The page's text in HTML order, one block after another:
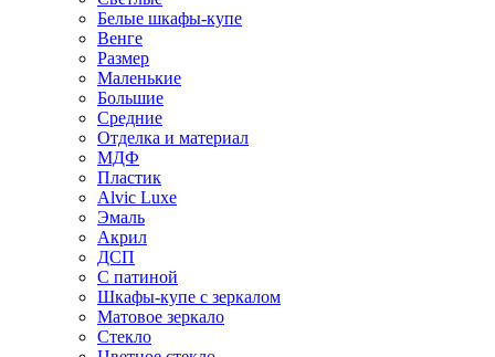
Белые шкафы-купе
Венге
Размер
Маленькие
Большие
Средние
Отделка и материал
МДФ
Пластик
Alvic Luxe
Эмаль
Акрил
ДСП
С патиной
Шкафы-купе с зеркалом
Матовое зеркало
Стекло